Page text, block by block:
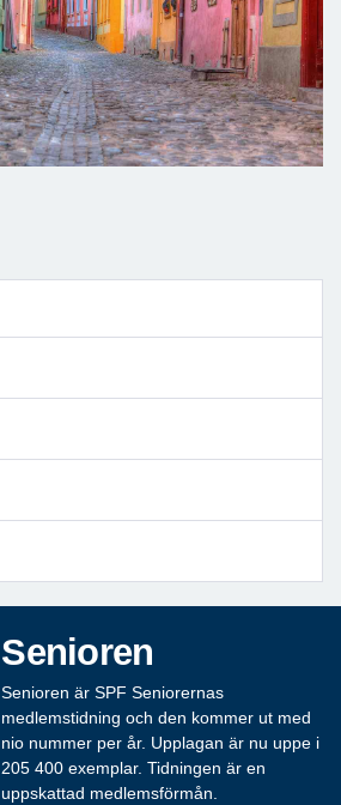
Senioren
Senioren är SPF Seniorernas
medlemstidning och den kommer ut med
nio nummer per år. Upplagan är nu uppe i
205 400 exemplar. Tidningen är en
uppskattad medlemsförmån.